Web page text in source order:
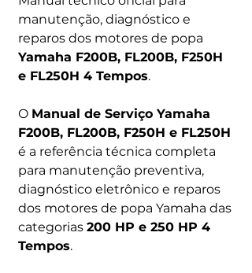
manutenção, diagnóstico e
reparos dos motores de popa
Yamaha F200B, FL200B, F250H
e FL250H 4 Tempos.
O Manual de Serviço Yamaha
F200B, FL200B, F250H e FL250H
é a referência técnica completa
para manutenção preventiva,
diagnóstico eletrônico e reparos
dos motores de popa Yamaha das
categorias 200 HP e 250 HP 4
Tempos.